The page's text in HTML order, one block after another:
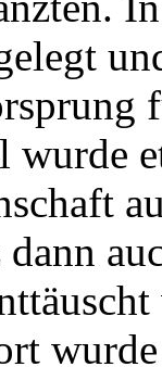
wurde
dann